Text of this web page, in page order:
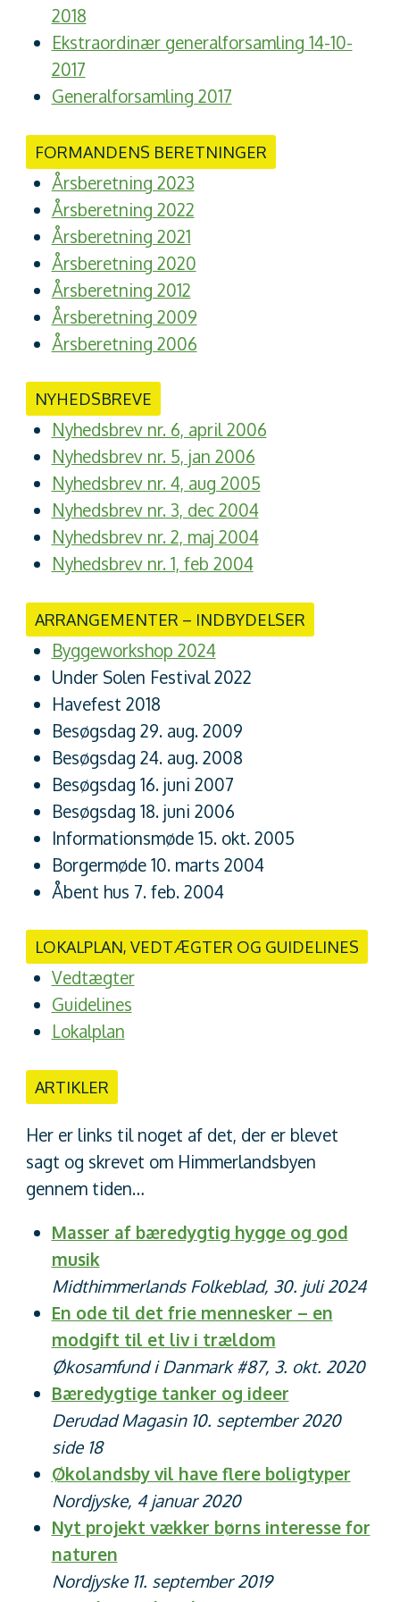
2018
Ekstraordinær generalforsamling 14-10-
2017
Generalforsamling 2017
FORMANDENS BERETNINGER
Årsberetning 2023
Årsberetning 2022
Årsberetning 2021
Årsberetning 2020
Årsberetning 2012
Årsberetning 2009
Årsberetning 2006
NYHEDSBREVE
Nyhedsbrev nr. 6, april 2006
Nyhedsbrev nr. 5, jan 2006
Nyhedsbrev nr. 4, aug 2005
Nyhedsbrev nr. 3, dec 2004
Nyhedsbrev nr. 2, maj 2004
Nyhedsbrev nr. 1, feb 2004
ARRANGEMENTER – INDBYDELSER
Byggeworkshop 2024
Under Solen Festival 2022
Havefest 2018
Besøgsdag 29. aug. 2009
Besøgsdag 24. aug. 2008
Besøgsdag 16. juni 2007
Besøgsdag 18. juni 2006
Informationsmøde 15. okt. 2005
Borgermøde 10. marts 2004
Åbent hus 7. feb. 2004
LOKALPLAN, VEDTÆGTER OG GUIDELINES
Vedtægter
Guidelines
Lokalplan
ARTIKLER
Her er links til noget af det, der er blevet
sagt og skrevet om Himmerlandsbyen
gennem tiden…
Masser af bæredygtig hygge og god
musik
Midthimmerlands Folkeblad, 30. juli 2024
En ode til det frie mennesker – en
modgift til et liv i trældom
Økosamfund i Danmark #87, 3. okt. 2020
Bæredygtige tanker og ideer
Derudad Magasin 10. september 2020
side 18
Økolandsby vil have flere boligtyper
Nordjyske, 4 januar 2020
Nyt projekt vækker børns interesse for
naturen
Nordjyske 11. september 2019